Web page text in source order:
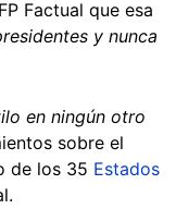
Factual que esa
y nunca
en ningún otro
sobre el
de los 35 Estados